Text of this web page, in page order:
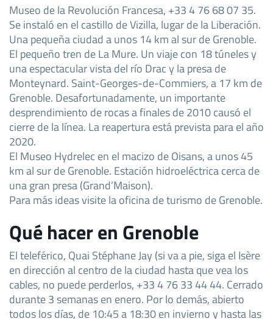
Museo de la Revolución Francesa, +33 4 76 68 07 35.
Se instaló en el castillo de Vizilla, lugar de la Liberación.
Una pequeña ciudad a unos 14 km al sur de Grenoble.
El pequeño tren de La Mure. Un viaje con 18 túneles y
una espectacular vista del río Drac y la presa de
Monteynard. Saint-Georges-de-Commiers, a 17 km de
Grenoble. Desafortunadamente, un importante
desprendimiento de rocas a finales de 2010 causó el
cierre de la línea. La reapertura está prevista para el año
2020.
El Museo Hydrelec en el macizo de Oisans, a unos 45
km al sur de Grenoble. Estación hidroeléctrica cerca de
una gran presa (Grand’Maison).
Para más ideas visite la oficina de turismo de Grenoble.
Qué hacer en Grenoble
El teleférico, Quai Stéphane Jay (si va a pie, siga el Isère
en dirección al centro de la ciudad hasta que vea los
cables, no puede perderlos, +33 4 76 33 44 44. Cerrado
durante 3 semanas en enero. Por lo demás, abierto
todos los días, de 10:45 a 18:30 en invierno y hasta las